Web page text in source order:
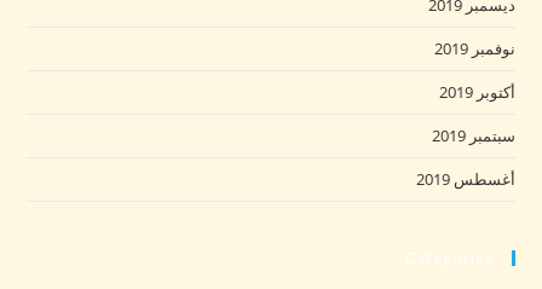
ديسمبر 2019
نوفمبر 2019
أكتوبر 2019
سبتمبر 2019
أغسطس 2019
Categories